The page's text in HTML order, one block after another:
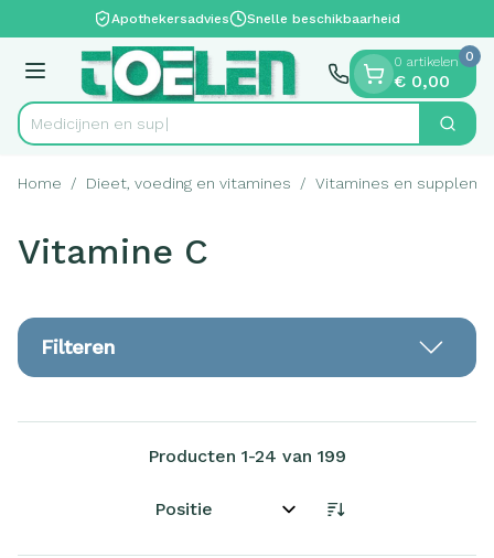
Ga naar de inhoudApothekersadvies Snelle beschikbaarheid
Menu
Product, merk, categorie... Zoek
0 artikelen
€ 0,00
0
Home / Dieet, voeding en vitamines / Vitamines en
Vitamine C
Filteren
Producten 1-24 van 199
Sorteer op: